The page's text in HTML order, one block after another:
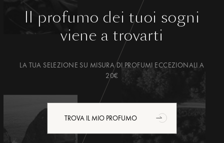
Il profumo dei tuoi sogni
viene a trovarti
LA TUA SELEZIONE SU MISURA DI PROFUMI ECCEZIONALI A
20€
TROVA IL MIO PROFUMO